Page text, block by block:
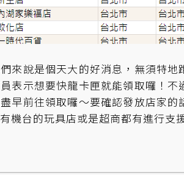
來說是個天大的好消息，無須特
表示想要快龍卡匣就能領取囉！
早前往領取囉～要確認發放店家的
機台的玩具店或是超商都有進行支